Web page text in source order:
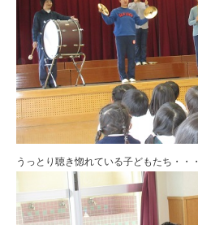
うっとり聴き惚れている子どもたち・・・